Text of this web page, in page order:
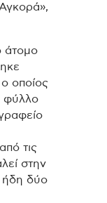
άτομο
οποίος
φύλλο
τις
στην
ήδη δύο